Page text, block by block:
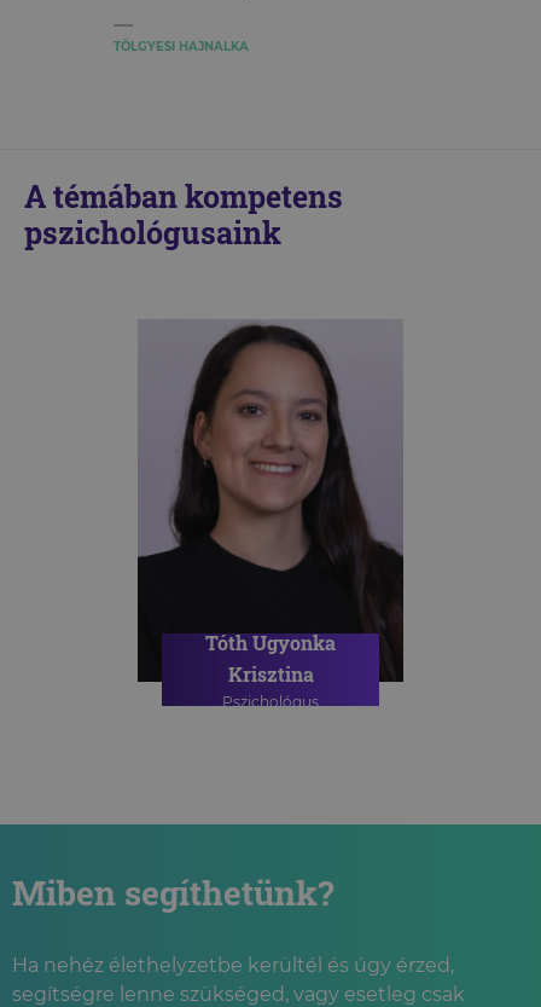
TÖLGYESI HAJNALKA
A témában kompetens
pszichológusaink
Tóth Ugyonka
Krisztina
Pszichológus
Miben segíthetünk?
Ha nehéz élethelyzetbe kerültél és úgy érzed,
segítségre lenne szükséged, vagy esetleg csak